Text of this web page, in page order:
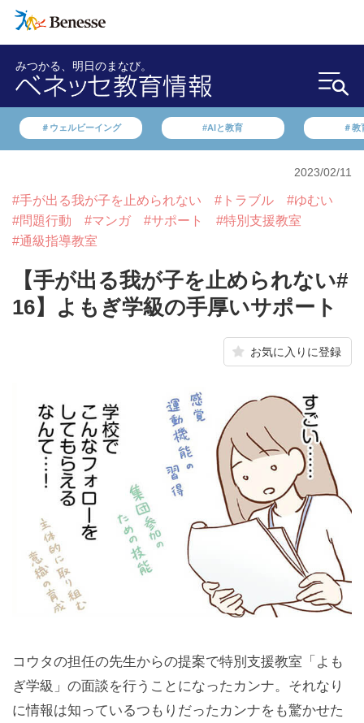
みつかる、明日のまなび。
＃ウェルビーイング #AIと教育 ＃教
2023/02/11
#手が出る我が子を止められない #トラブル
#ゆむい
#問題行動
#マンガ #サポート
#特別支援教室
#通級指導教室
【手が出る我が子を止められない#
16】よもぎ学級の手厚いサポート
お気に入りに登録
コウタの担任の先生からの提案で特別支援教室「よも
ぎ学級」の面談を行うことになったカンナ。それなり
に情報は知っているつもりだったカンナをも驚かせた